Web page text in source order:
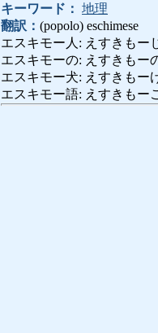
キーワード： 地理
翻訳： (popolo) eschimese
エスキモー人: えすきもー
エスキモーの: えすきもー
エスキモー犬: えすきもー
エスキモー語: えすきもー